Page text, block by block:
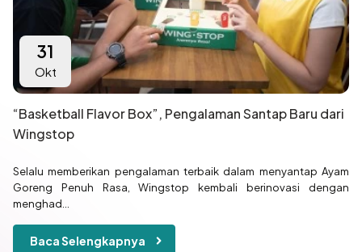
31
Okt
“Basketball Flavor Box”, Pengalaman Santap Baru dari
Wingstop
Selalu memberikan pengalaman terbaik dalam menyantap Ayam
Goreng Penuh Rasa, Wingstop kembali berinovasi dengan
menghad...
Baca Selengkapnya